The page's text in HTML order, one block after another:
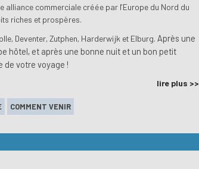
alliance commerciale créée par l’Europe du Nord du
riches et prospères.
Deventer, Zutphen, Harderwijk et Elburg.Après une
hôtel, et après une bonne nuit et un bon petit
de votre voyage !
lire plus >>
COMMENT VENIR